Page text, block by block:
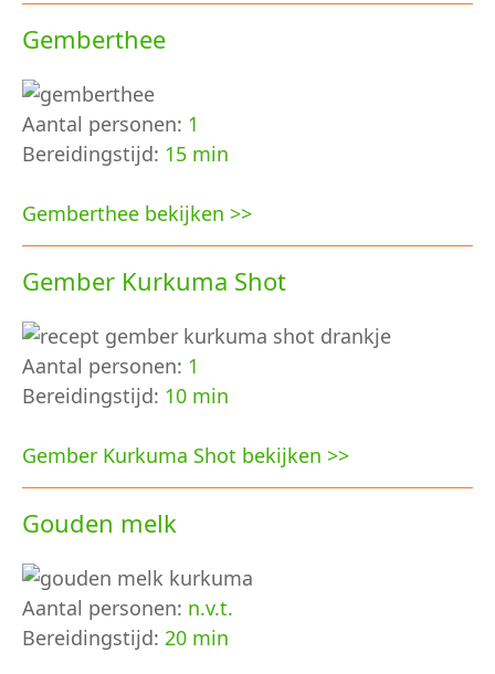
Gemberthee
Aantal personen: 1
Bereidingstijd: 15 min
Gemberthee bekijken >>
Gember Kurkuma Shot
Aantal personen: 1
Bereidingstijd: 10 min
Gember Kurkuma Shot bekijken >>
Gouden melk
Aantal personen: n.v.t.
Bereidingstijd: 20 min